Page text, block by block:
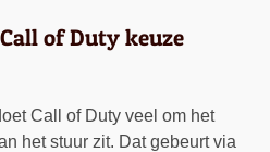
of Duty keuze
Call of Duty veel om het
het stuur zit. Dat gebeurt via